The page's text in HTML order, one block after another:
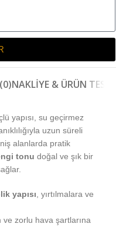
NAKLIYE & ÜRÜN
yapısı, su geçirmez
uzun süreli
alanlarda pratik
tonu doğal ve şık bir
yapısı , yırtılmalara ve
ve zorlu hava şartlarına